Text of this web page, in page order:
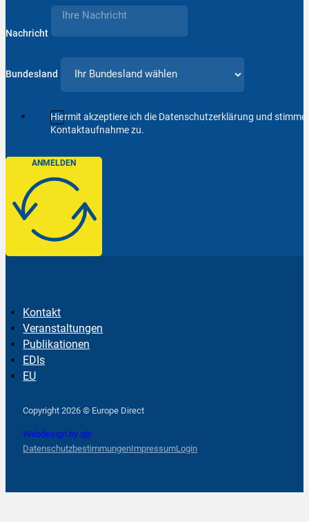
Nachricht
Bundesland
Hiermit akzeptiere ich die Datenschutzerklärung und
Kontaktaufnahme zu.
ANMELDEN
Kontakt
Veranstaltungen
Publikationen
EDIs
EU
Copyright 2026 © Europe Direct
Webdesign by qlp
DatenschutzbestimmungenImpressumLogin